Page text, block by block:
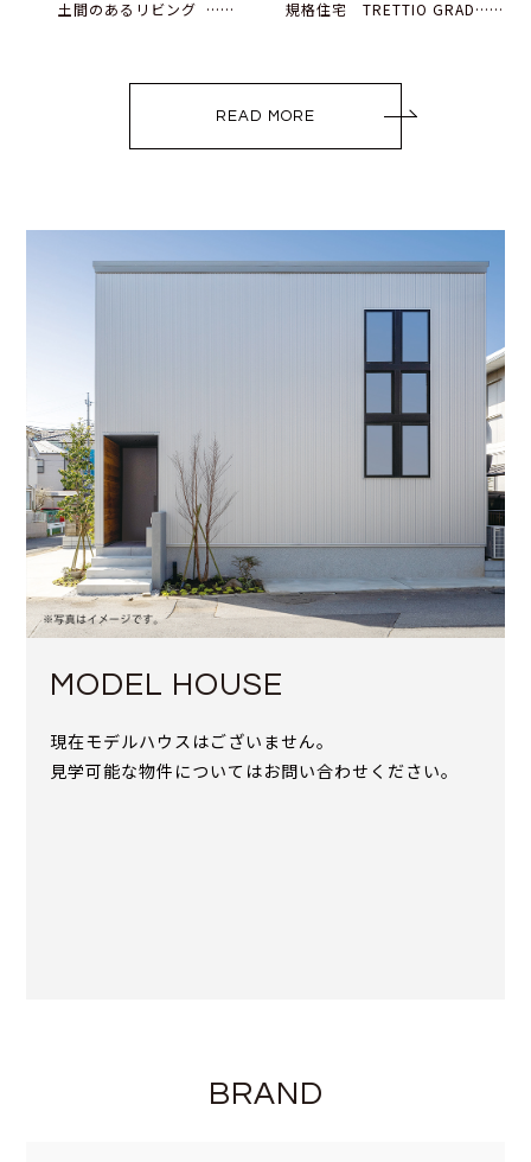
土間のあるリビング …… 規格住宅 TRETTIO GRAD……
READ MORE
MODEL HOUSE
現在モデルハウスはございません。
見学可能な物件についてはお問い合わせください。
BRAND